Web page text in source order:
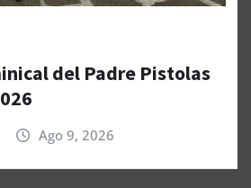
del Padre Pistolas
Ago 9, 2026